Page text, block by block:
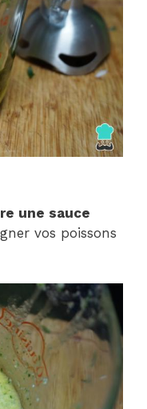
une sauce
vos poissons